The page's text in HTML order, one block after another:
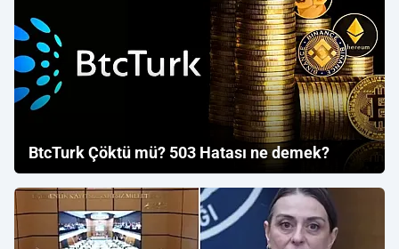
BtcTurk Çöktü mü? 503 Hatası ne demek?